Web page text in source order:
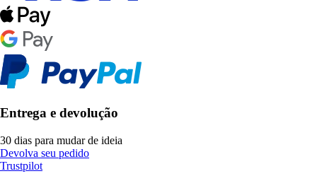
Entrega e devolução
30 dias para mudar de ideia
Devolva seu pedido
Trustpilot